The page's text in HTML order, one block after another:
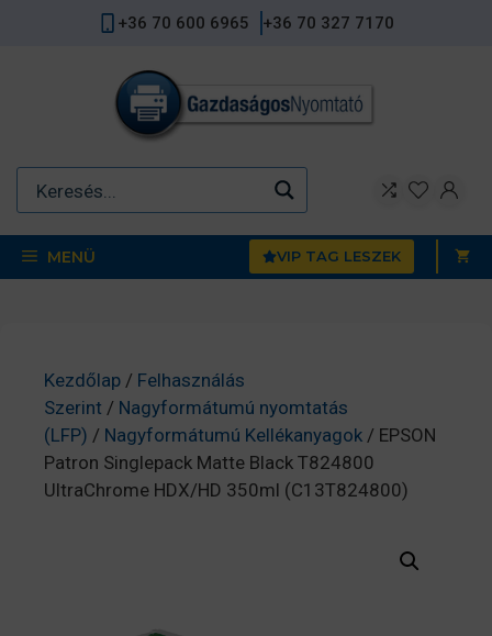
+36 70 600 6965 +36 70 327 7170
MENÜ VIP TAG LESZEK
Kezdőlap / Felhasználás
Szerint / Nagyformátumú nyomtatás
(LFP) / Nagyformátumú Kellékanyagok / EPSON
Patron Singlepack Matte Black T824800
UltraChrome HDX/HD 350ml (C13T824800)